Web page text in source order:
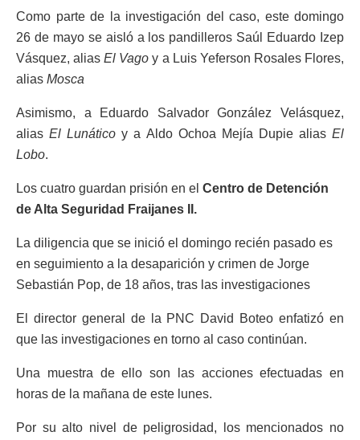
Como parte de la investigación del caso, este domingo
26 de mayo se aisló a los pandilleros Saúl Eduardo Izep
Vásquez, aliasEl Vagoy a Luis Yeferson Rosales Flores,
alias Mosca
Asimismo, a Eduardo Salvador González Velásquez,
aliasEl Lunático y a Aldo Ochoa Mejía Dupie aliasEl
Lobo.
Los cuatro guardan prisión en el Centro de Detención
de Alta Seguridad Fraijanes II.
La diligencia que se inició el domingo recién pasado es
en seguimiento a la desaparición y crimen de Jorge
Sebastián Pop, de 18 años, tras las investigaciones
El director general de la PNC David Boteo enfatizó en
que las investigaciones en torno al caso continúan.
Una muestra de ello son las acciones efectuadas en
horas de la mañana de este lunes.
Por su alto nivel de peligrosidad, los mencionados no